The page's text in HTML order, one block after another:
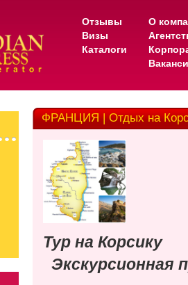
Отзывы
Визы
Каталоги
О
ФРАНЦИЯ | Отдых на
Тур на Корсику
Экскурсионная